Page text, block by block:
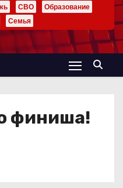
СВО
Образование
Семья
финиша!